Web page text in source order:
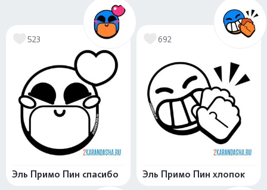
523
Эль Примо Пин спасибо
692
Эль Примо Пин хлопок